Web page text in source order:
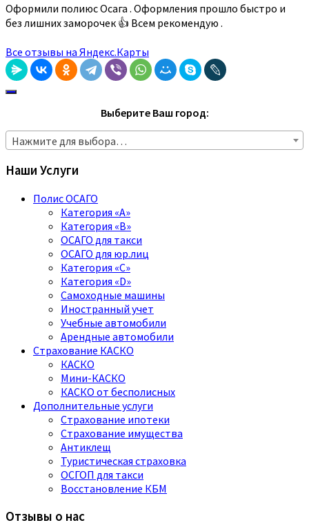
Оформили полиюс Осага . Оформления прошло быстро и
без лишних заморочек 👍 Всем рекомендую .
Все отзывы на Яндекс.Карты
Выберите Ваш город:
Нажмите для выбора…
Наши Услуги
Полис ОСАГО
Категория «A»
Категория «B»
ОСАГО для такси
ОСАГО для юр.лиц
Категория «C»
Категория «D»
Самоходные машины
Иностранный учет
Учебные автомобили
Арендные автомобили
Страхование КАСКО
КАСКО
Мини-КАСКО
КАСКО от бесполисных
Дополнительные услуги
Страхование ипотеки
Страхование имущества
Антиклещ
Туристическая страховка
ОСГОП для такси
Восстановление КБМ
Отзывы о нас